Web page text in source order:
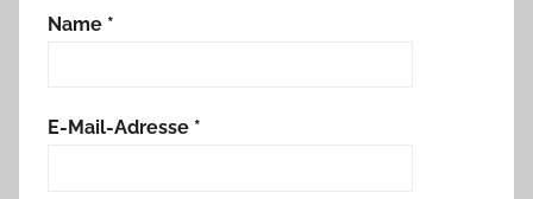
Name *
E-Mail-Adresse *